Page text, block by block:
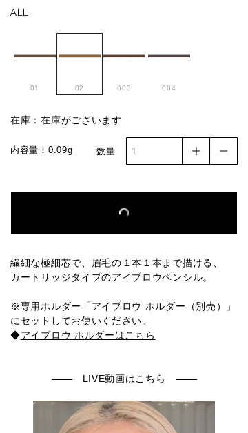
ALL
01 02 003 004
在庫：在庫がございます
内容量：0.09g 数量
繊細な極細芯で、眉毛の１本１本まで描ける、
カートリッジタイプのアイブロウペンシル。
※専用ホルダー「アイブロウ ホルダー（別売）」
にセットしてお使いください。
◆アイブロウ ホルダーはこちら
LIVE動画はこちら